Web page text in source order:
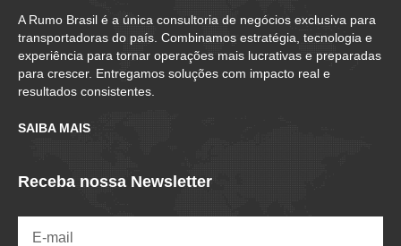
A Rumo Brasil é a única consultoria de negócios exclusiva para
transportadoras do país. Combinamos estratégia, tecnologia e
experiência para tornar operações mais lucrativas e preparadas
para crescer. Entregamos soluções com impacto real e
resultados consistentes.
SAIBA MAIS
Receba nossa Newsletter